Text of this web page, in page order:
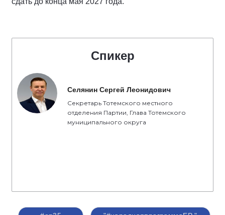
Спикер
Селянин Сергей Леонидович
Секретарь Тотемского местного
отделения Партии, Глава Тотемского
муниципального округа